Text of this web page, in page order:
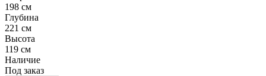
198 см
Глубина
221 см
Высота
119 см
Наличие
Под заказ